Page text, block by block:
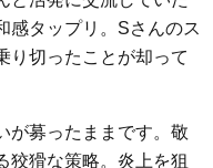
感タップリ。Sさんのス
り切ったことが却って
が募ったままです。敬
狡猾な策略。炎上を狙